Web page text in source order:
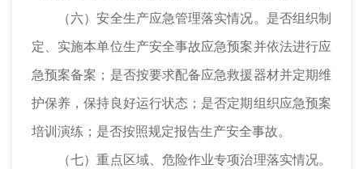
（六）安全生产应急管理落实情况。是否组织制
定、实施本单位生产安全事故应急预案并依法进行应
急预案备案；是否按要求配备应急救援器材并定期维
护保养，保持良好运行状态；是否定期组织应急预案
培训演练；是否按照规定报告生产安全事故。
（七）重点区域、危险作业专项治理落实情况。